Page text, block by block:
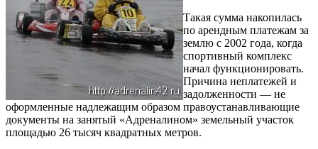
Такая сумма накопилась
по арендным платежам за
землю с 2002 года, когда
спортивный комплекс
начал функционировать.
Причина неплатежей и
задолженности — не
оформленные надлежащим образом правоустанавливающие
документы на занятый «Адреналином» земельный участок
площадью 26 тысяч квадратных метров.